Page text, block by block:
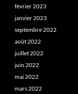
février 2023
janvier 2023
septembre 2022
août 2022
juillet 2022
juin 2022
mai 2022
mars 2022